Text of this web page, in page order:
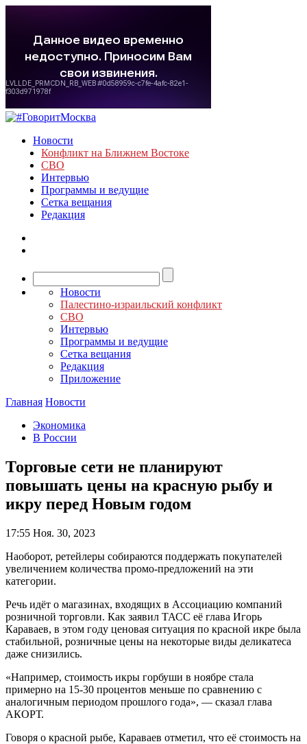
Новости
Конфликт на Ближнем Востоке
СВО
Интервью
Программы и ведущие
Сетка вещания
Редакция
Новости
Палестино-израильский конфликт
СВО
Интервью
Программы и ведущие
Сетка вещания
Редакция
Приложение
Главная Новости
Экономика
В России
Торговые сети не планируют
повышать цены на красную рыбу и
икру перед Новым годом
17:55 Ноя. 30, 2023
Наоборот, ретейлеры собираются поддержать покупателей
увеличением количества промо-предложений на эти
категории.
Речь идёт о магазинах, входящих в Ассоциацию компаний
розничной торговли. Как заявил ТАСС её глава Игорь
Караваев, в этом году ценовая ситуация по красной икре была
стабильной, розничные цены на некоторые виды деликатеса
даже снизились.
«Например, стоимость икры горбуши в ноябре стала
примерно на 15-30 процентов меньше по сравнению с
аналогичным периодом прошлого года», — сказал глава
АКОРТ.
Говоря о красной рыбе, Караваев отметил, что её стоимость на